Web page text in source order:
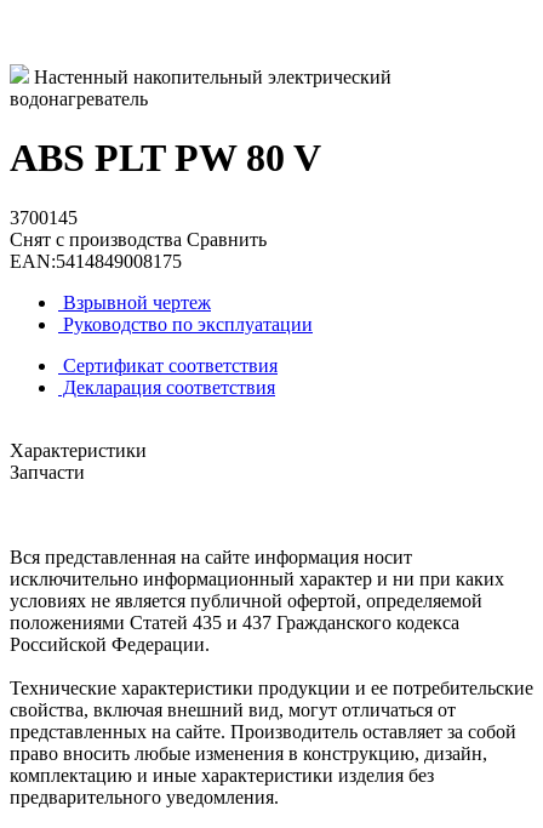
Настенный накопительный электрический
водонагреватель
ABS PLT PW 80 V
3700145
Снят с производства Сравнить
EAN:5414849008175
Взрывной чертеж
Руководство по эксплуатации
Сертификат соответствия
Декларация соответствия
Характеристики
Запчасти
Вся представленная на сайте информация носит
исключительно информационный характер и ни при каких
условиях не является публичной офертой, определяемой
положениями Статей 435 и 437 Гражданского кодекса
Российской Федерации.
Технические характеристики продукции и ее потребительские
свойства, включая внешний вид, могут отличаться от
представленных на сайте. Производитель оставляет за собой
право вносить любые изменения в конструкцию, дизайн,
комплектацию и иные характеристики изделия без
предварительного уведомления.